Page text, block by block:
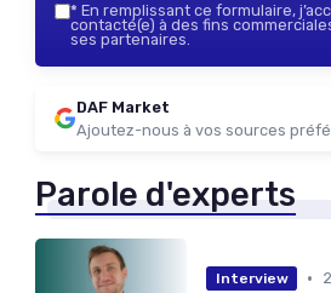
* En remplissant ce formulaire,
contacté(e) à des fins
ses partenaires.
DAF Market
Ajoutez-nous à vos sources
Parole d'experts
Interview •